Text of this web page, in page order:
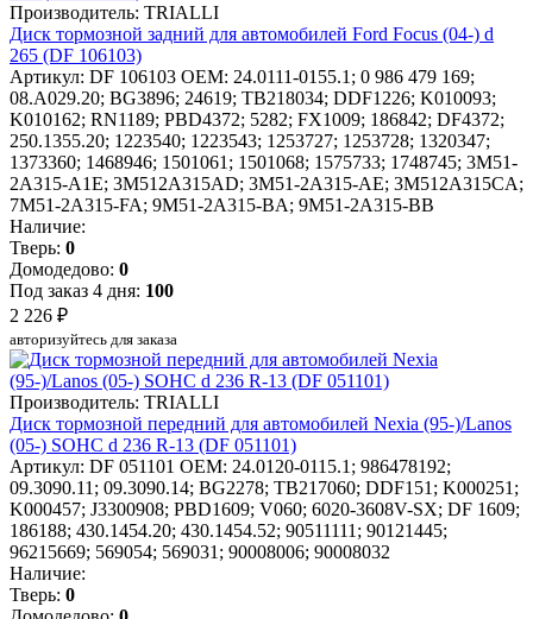
Производитель: TRIALLI
Диск тормозной задний для автомобилей Ford Focus (04-) d
265 (DF 106103)
Артикул: DF 106103 OEM: 24.0111-0155.1; 0 986 479 169;
08.A029.20; BG3896; 24619; TB218034; DDF1226; K010093;
K010162; RN1189; PBD4372; 5282; FX1009; 186842; DF4372;
250.1355.20; 1223540; 1223543; 1253727; 1253728; 1320347;
1373360; 1468946; 1501061; 1501068; 1575733; 1748745; 3M51-
2A315-A1E; 3M512A315AD; 3M51-2A315-AE; 3M512A315CA;
7M51-2A315-FA; 9M51-2A315-BA; 9M51-2A315-BB
Наличие:
Тверь: 0
Домодедово: 0
Под заказ 4 дня: 100
2 226 ₽
авторизуйтесь для заказа
Производитель: TRIALLI
Диск тормозной передний для автомобилей Nexia (95-)/Lanos
(05-) SOHC d 236 R-13 (DF 051101)
Артикул: DF 051101 OEM: 24.0120-0115.1; 986478192;
09.3090.11; 09.3090.14; BG2278; TB217060; DDF151; K000251;
K000457; J3300908; PBD1609; V060; 6020-3608V-SX; DF 1609;
186188; 430.1454.20; 430.1454.52; 90511111; 90121445;
96215669; 569054; 569031; 90008006; 90008032
Наличие:
Тверь: 0